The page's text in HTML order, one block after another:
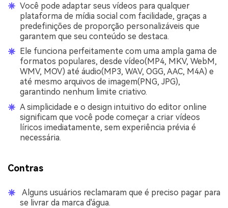
Você pode adaptar seus vídeos para qualquer
plataforma de mídia social com facilidade, graças a
predefinições de proporção personalizáveis que
garantem que seu conteúdo se destaca.
Ele funciona perfeitamente com uma ampla gama de
formatos populares, desde vídeo(MP4, MKV, WebM,
WMV, MOV) até áudio(MP3, WAV, OGG, AAC, M4A) e
até mesmo arquivos de imagem(PNG, JPG),
garantindo nenhum limite criativo.
A simplicidade e o design intuitivo do editor online
significam que você pode começar a criar vídeos
líricos imediatamente, sem experiência prévia é
necessária.
Contras
Alguns usuários reclamaram que é preciso pagar para
se livrar da marca d'água.